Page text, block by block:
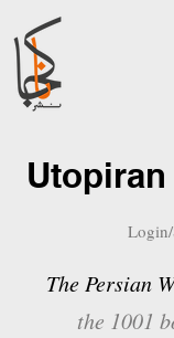
Utopiran
The Persian
the 1001